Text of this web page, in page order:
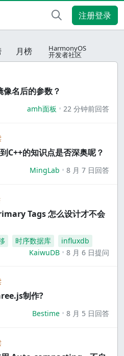
注册登录
月榜 HarmonyOS
开发者社区
名后的参数？
amh面板 22 分钟前回答
C++的知识点是否深奥呢？
MingLab 8 月 7 日回答
Tags 怎么设计才不会
时序数据库
influxdb
KaiwuDB
8 月 6 日提问
制作?
Bestime 8 月 5 日回答